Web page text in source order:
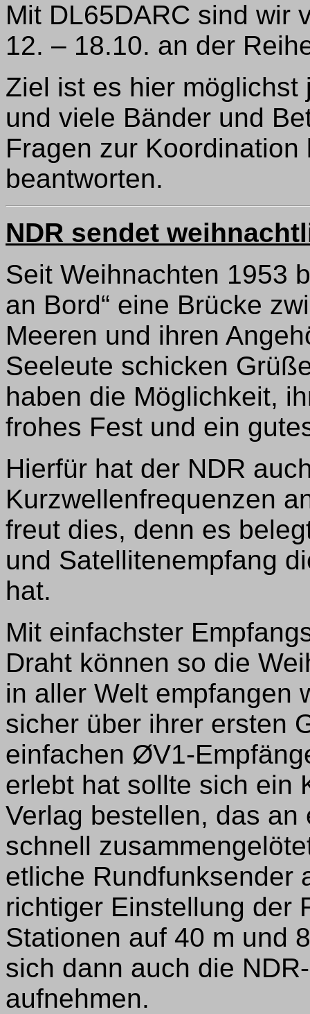
Mit DL65DARC sind wir
12. – 18.10. an der
Ziel ist es hier möglichst
und viele Bänder und
Fragen zur
beantworten.
NDR sendet
Seit Weihnachten 1953
an Bord“ eine Brücke
Meeren und ihren
Seeleute schicken
haben die Möglichkeit,
frohes Fest und ein
Hierfür hat der NDR
Kurzwellenfrequenzen
freut dies, denn es
und Satellitenempfang
hat.
Mit einfachster
Draht können so die
in aller Welt empfangen
sicher über ihrer ersten
einfachen ØV1-
erlebt hat sollte sich ein
Verlag bestellen, das
schnell
etliche Rundfunksender
richtiger Einstellung der
Stationen auf 40 m und
sich dann auch die
aufnehmen.